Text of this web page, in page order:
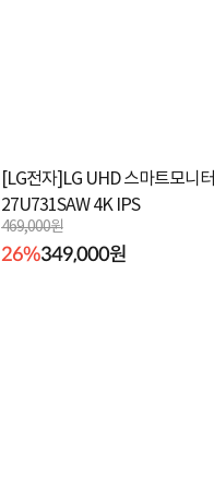
[LG전자]LG UHD 스마트모니터
27U731SAW 4K IPS
469,000원
26%349,000원